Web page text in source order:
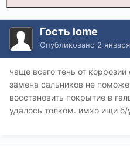
Гость lome
Опубликовано 2
чаще всего течь от
замена сальников не
восстановить покрытие в
удалось толком. имхо ищи